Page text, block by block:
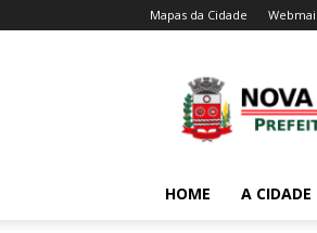
Mapas da Cidade Webmail
HOME A CIDADE